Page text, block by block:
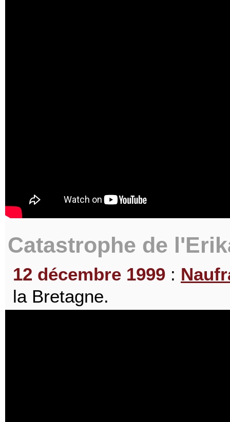
Catastrophe de
12 décembre 1999 :
la Bretagne.